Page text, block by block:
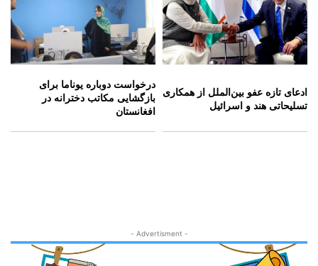
ادعای تازه عفو بین‌الملل از همکاری
تسلیحاتی هند و اسرائیل
درخواست دوباره یوناما برای
بازگشایی مکاتب دخترانه در
افغانستان
- Advertisment -